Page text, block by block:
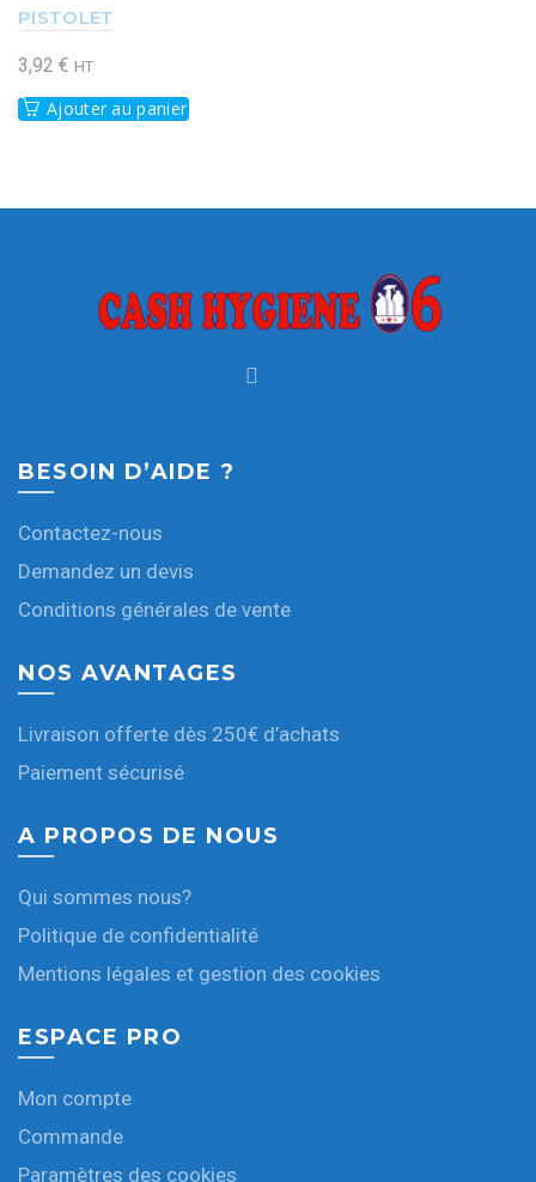
PISTOLET
3,92 € HT
Ajouter au panier
BESOIN D’AIDE ?
Contactez-nous
Demandez un devis
Conditions générales de vente
NOS AVANTAGES
Livraison offerte dès 250€ d’achats
Paiement sécurisé
A PROPOS DE NOUS
Qui sommes nous?
Politique de confidentialité
Mentions légales et gestion des cookies
ESPACE PRO
Mon compte
Commande
Paramètres des cookies